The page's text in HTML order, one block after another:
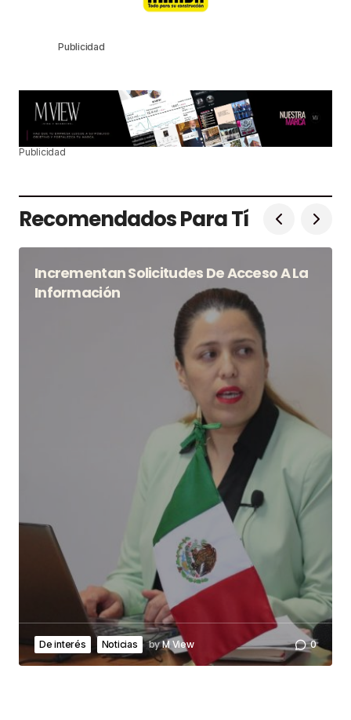
Publicidad
Publicidad
Recomendados Para Tí
Incrementan Solicitudes De Acceso A La
Información
De interés Noticias byM View 0